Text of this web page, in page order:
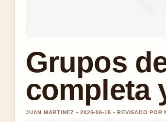
Grupos
completa
JUAN MARTINEZ • 2026-06-15 • REVISADO POR